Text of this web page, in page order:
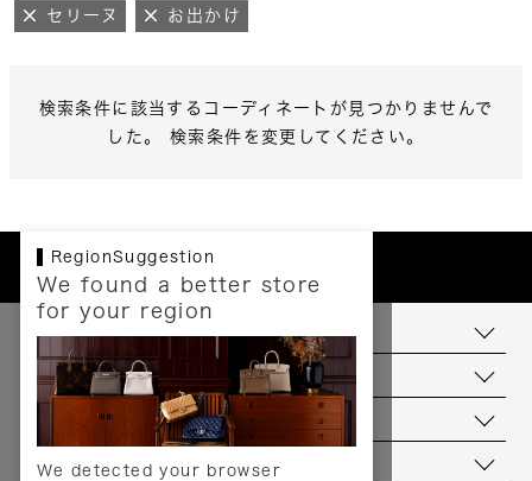
セリーヌ お出かけ
検索条件に該当するコーディネートが見つかりませんで
した。 検索条件を変更してください。
RegionSuggestion
We found a better store
for your region
We detected your browser
お支払いについて
配送について
送料について
返品について